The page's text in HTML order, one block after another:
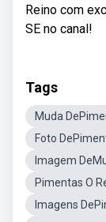
Reino com
SE no canal!
Tags
Muda
Foto
Imagem
Pimentas O
Imagens